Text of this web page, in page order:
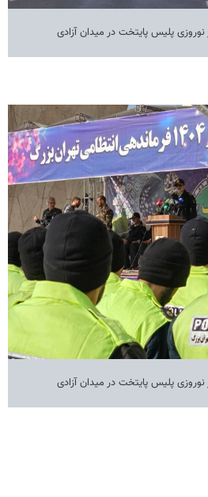
نوروزی پلیس پایتخت در میدان آزادی
نوروزی پلیس پایتخت در میدان آزادی